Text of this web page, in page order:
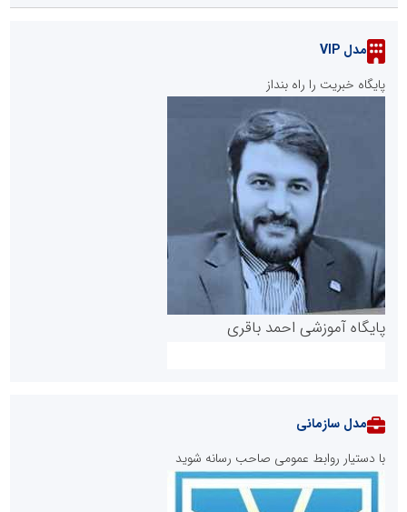
مدل VIP
پایگاه خبریت را راه بنداز
پایگاه آموزشی احمد باقری
مدل سازمانی
با دستیار روابط عمومی صاحب رسانه شوید